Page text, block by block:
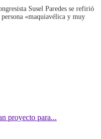
Susel Paredes se refirió
«maquiavélica y muy
proyecto para...